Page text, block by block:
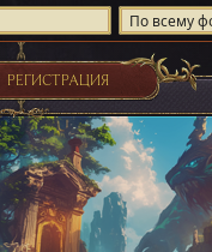
РЕГИСТРАЦИЯ